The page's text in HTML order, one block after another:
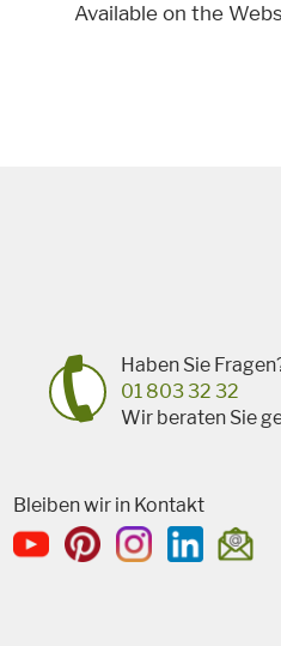
Available on the
Haben Sie
01 803 32 32
Wir beraten Sie
Bleiben wir in Kontakt